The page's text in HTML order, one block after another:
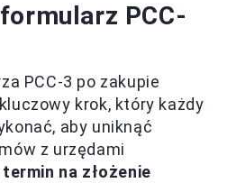
PCC-
PCC-3 po zakupie
krok, który każdy
aby uniknąć
z urzędami
termin na złożenie